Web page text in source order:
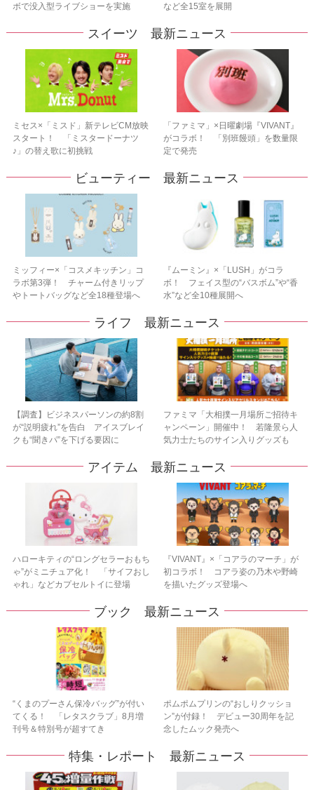
ボで没入型ライブショーを実施
など全15室を展開
スイーツ 最新ニュース
ミセス×「ミスド」新テレビCM放映
スタート！ 「ミスタードーナツ
♪」の替え歌に初挑戦
「ファミマ」×日曜劇場『VIVANT』
がコラボ！ 「別班饅頭」を数量限
定で発売
ビューティー 最新ニュース
ミッフィー×「コスメキッチン」コ
ラボ第3弾！ チャーム付きリップ
やトートバッグなど全18種登場へ
『ムーミン』×「LUSH」がコラ
ボ！ フェイス型の“バスボム”や“香
水”など全10種展開へ
ライフ 最新ニュース
【調査】ビジネスパーソンの約8割
が“説明疲れ”を告白 アイスブレイ
クも“聞きパ”を下げる要因に
ファミマ「大相撲一月場所ご招待キ
ャンペーン」開催中！ 若隆景ら人
気力士たちのサイン入りグッズも
アイテム 最新ニュース
ハローキティの“ロングセラーおもち
ゃ”がミニチュア化！ 「サイフおし
ゃれ」などカプセルトイに登場
『VIVANT』×「コアラのマーチ」が
初コラボ！ コアラ姿の乃木や野崎
を描いたグッズ登場へ
ブック 最新ニュース
“くまのプーさん保冷バッグ”が付い
てくる！ 「レタスクラブ」8月増
刊号＆特別号が超すてき
ポムポムプリンの“おしりクッショ
ン”が付録！ デビュー30周年を記
念したムック発売へ
特集・レポート 最新ニュース